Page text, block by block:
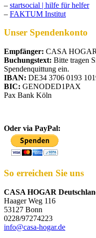
– startsocial | hilfe für helfer
– FAKTUM Institut
Unser Spendenkonto
Empfänger: CASA
Buchungstext: Bitte tragen
Spendenquittung ein.
IBAN: DE34 3706 0193
BIC: GENODED1PAX
Pax Bank Köln
Oder via PayPal:
So erreichen Sie uns
CASA HOGAR
Haager Weg 116
53127 Bonn
0228/97274223
info@casa-hogar.de